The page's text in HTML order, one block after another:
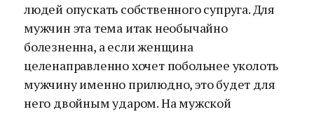
людей опускать собственного супруга. Для
мужчин эта тема итак необычайно
болезненна, а если женщина
целенаправленно хочет побольнее уколоть
мужчину именно прилюдно, это будет для
него двойным ударом. На мужской